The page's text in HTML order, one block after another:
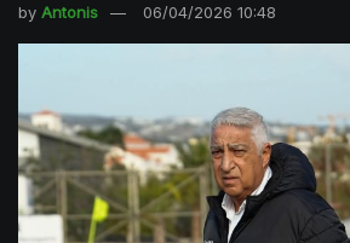
by Antonis 06/04/2026 10:48